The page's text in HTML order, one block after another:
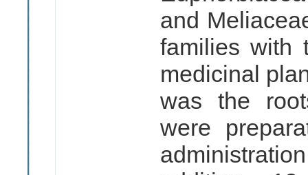
and
families with
medicinal
was the
were